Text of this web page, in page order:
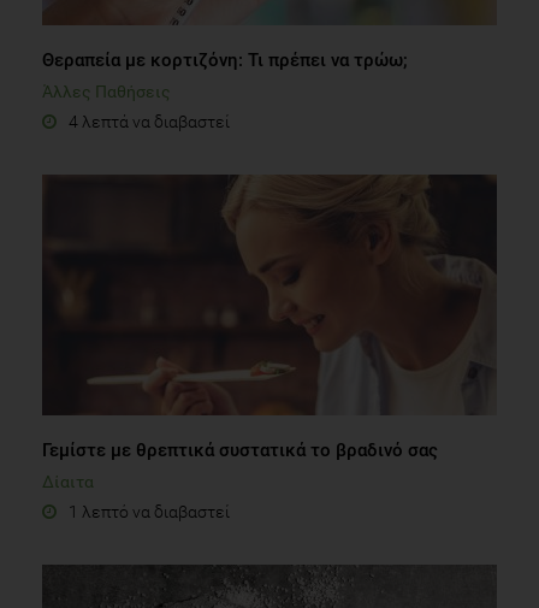
Θεραπεία με κορτιζόνη: Τι πρέπει να τρώω;
Άλλες Παθήσεις
4 λεπτά να διαβαστεί
Γεμίστε με θρεπτικά συστατικά το βραδινό σας
Δίαιτα
1 λεπτό να διαβαστεί